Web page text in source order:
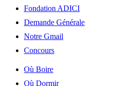
Fondation ADICI
Demande Générale
Notre Gmail
Concours
Où Boire
Où Dormir